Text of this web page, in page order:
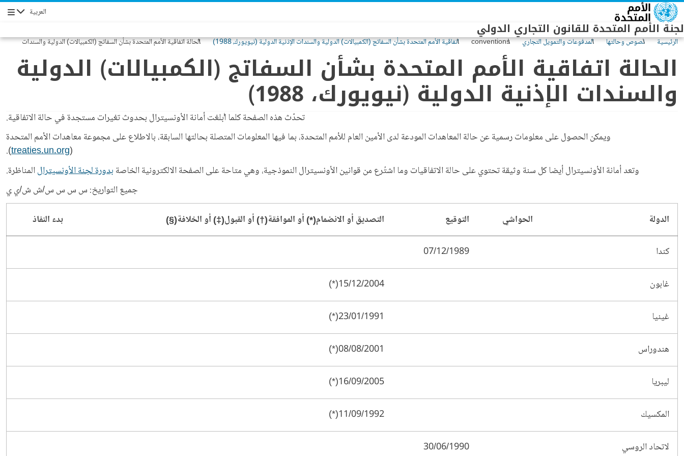
Skip to main content العربية
لجنة الأمم المتحدة للقانون التجاري الدولي
الرئيسية نصوص وحالتها المدفوعات والتمويل التجاري conventions اتفاقية الأمم المتحدة بشأن السفاتج (الكمبيالات) الدولية والسندات الإذنية الدولية (نيويورك، 1988)
الحالة اتفاقية الأمم المتحدة بشأن السفاتج (الكمبيالات) الدولية والسندات
الحالة اتفاقية الأمم المتحدة بشأن السفاتج (الكمبيالات) الدولية
والسندات الإذنية الدولية (نيويورك، 1988)
تحدّث هذه الصفحة كلما أُبلغت أمانة الأونسيترال بحدوث تغيرات مستجدة في حالة الاتفاقية.
ويمكن الحصول على معلومات رسمية عن حالة المعاهدات المودعة لدى الأمين العام للأمم المتحدة، بما فيها المعلومات المتصلة بحالتها السابقة، بالاطلاع على مجموعة معاهدات الأمم المتحدة
(
treaties.un.org
).
وتعد أمانة الأونسيترال أيضا كل سنة وثيقة تحتوي على حالة الاتفاقيات وما اشتُرع من قوانين الأونسيترال النموذجية، وهي متاحة على الصفحة الالكترونية الخاصة بدورة لجنة الأونسيترالالمناظرة.
جميع التواريخ: س س س س/ش ش/ي ي
الدولة الحواشي التوقيع التصديق أو الانضمام(*) أو الموافقة(†) أو القبول(‡) أو الخلافة(§) بدء النفاذ
كندا 07/12/1989
غابون 15/12/2004(*)
غينيا 23/01/1991(*)
هندوراس 08/08/2001(*)
ليبريا 16/09/2005(*)
المكسيك 11/09/1992(*)
لاتحاد الروسي 30/06/1990